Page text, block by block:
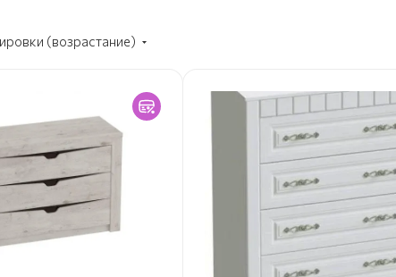
(возрастание)